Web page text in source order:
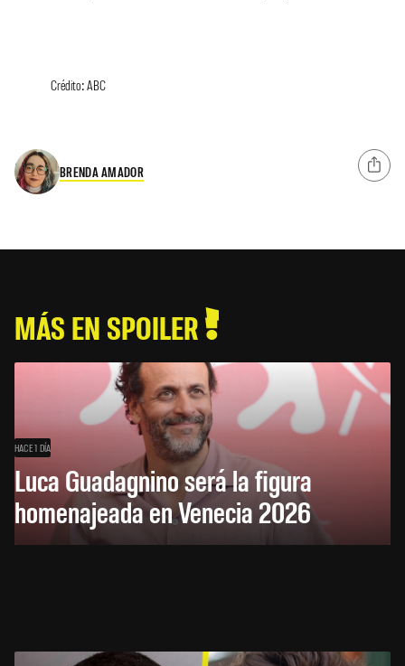
Crédito: ABC
BRENDA AMADOR
MÁS EN SPOILER
HACE 1 DÍA
Luca Guadagnino será la figura
homenajeada en Venecia 2026